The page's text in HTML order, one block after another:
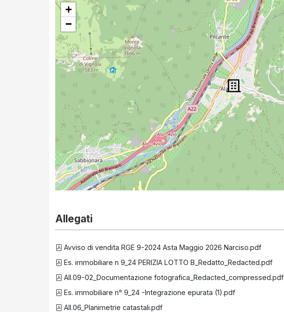
+
−
Allegati
Avviso di vendita RGE 9-2024 Asta Maggio 2026 Narciso.pdf
Es. immobiliare n 9_24 PERIZIA LOTTO B_Redatto_Redacted.pdf
All.09-02_Documentazione fotografica_Redacted_compressed.pdf
Es. immobiliare n° 9_24 -Integrazione epurata (1).pdf
All.06_Planimetrie catastali.pdf